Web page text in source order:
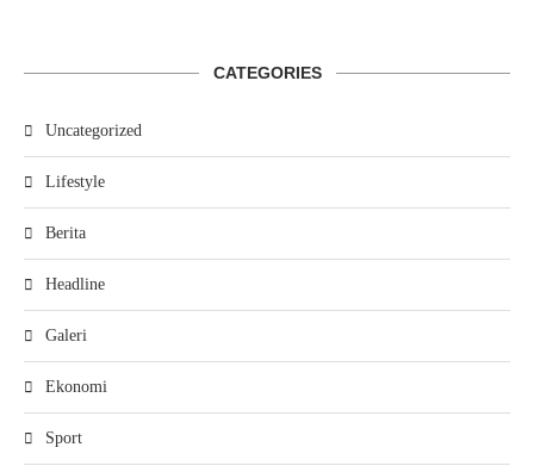
CATEGORIES
Uncategorized
Lifestyle
Berita
Headline
Galeri
Ekonomi
Sport